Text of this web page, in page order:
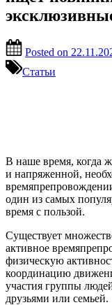
Posted on
Статьи
В наше время, когда
и напряженной,
один из самых
время с пользой.
Существует
активное
физическую
координацию
участия группы
друзьями или семьей.